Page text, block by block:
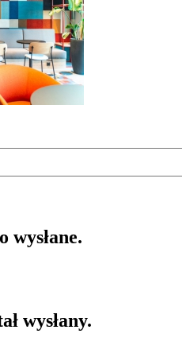
wysłane.
wysłany.